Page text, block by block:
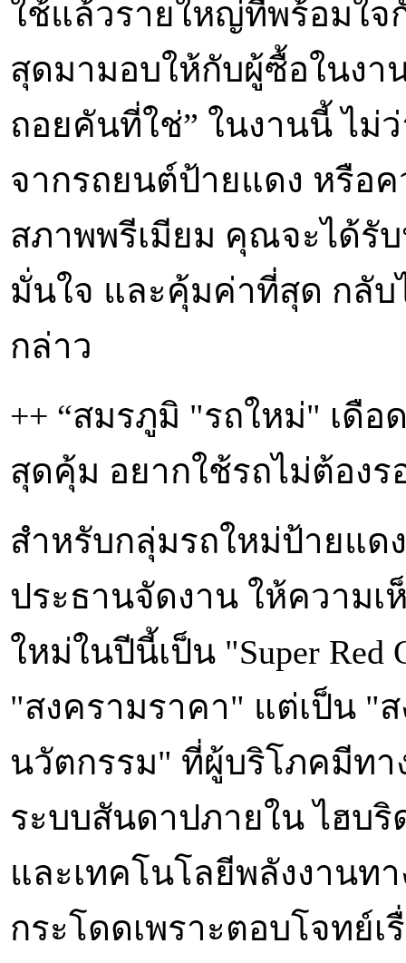
ใช้แล้วรายใหญ่ที่พร้อมใ
สุดมามอบให้กับผู้ซื้อในงา
ถอยคันที่ใช่” ในงานนี้ ไ
จากรถยนต์ป้ายแดง หรือ
สภาพพรีเมียม คุณจะได้รั
มั่นใจ และคุ้มค่าที่สุด กลั
กล่าว
++ “สมรภูมิ "รถใหม่" เดื
สุดคุ้ม อยากใช้รถไม่ต้องร
สำหรับกลุ่มรถใหม่ป้ายแ
ประธานจัดงาน ให้ความ
ใหม่ในปีนี้เป็น "Super
"สงครามราคา" แต่เป็น "
นวัตกรรม" ที่ผู้บริโภคมีท
ระบบสันดาปภายใน ไฮบ
และเทคโนโลยีพลังงานท
กระโดดเพราะตอบโจทย์